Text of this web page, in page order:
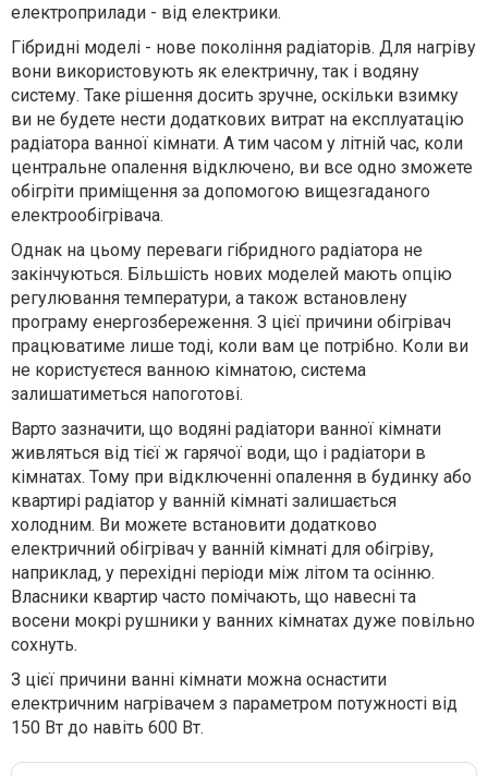
електроприлади - від електрики.
Гібридні моделі - нове покоління радіаторів. Для нагріву
вони використовують як електричну, так і водяну
систему. Таке рішення досить зручне, оскільки взимку
ви не будете нести додаткових витрат на експлуатацію
радіатора ванної кімнати. А тим часом у літній час, коли
центральне опалення відключено, ви все одно зможете
обігріти приміщення за допомогою вищезгаданого
електрообігрівача.
Однак на цьому переваги гібридного радіатора не
закінчуються. Більшість нових моделей мають опцію
регулювання температури, а також встановлену
програму енергозбереження. З цієї причини обігрівач
працюватиме лише тоді, коли вам це потрібно. Коли ви
не користуєтеся ванною кімнатою, система
залишатиметься напоготові.
Варто зазначити, що водяні радіатори ванної кімнати
живляться від тієї ж гарячої води, що і радіатори в
кімнатах. Тому при відключенні опалення в будинку або
квартирі радіатор у ванній кімнаті залишається
холодним. Ви можете встановити додатково
електричний обігрівач у ванній кімнаті для обігріву,
наприклад, у перехідні періоди між літом та осінню.
Власники квартир часто помічають, що навесні та
восени мокрі рушники у ванних кімнатах дуже повільно
сохнуть.
З цієї причини ванні кімнати можна оснастити
електричним нагрівачем з параметром потужності від
150 Вт до навіть 600 Вт.